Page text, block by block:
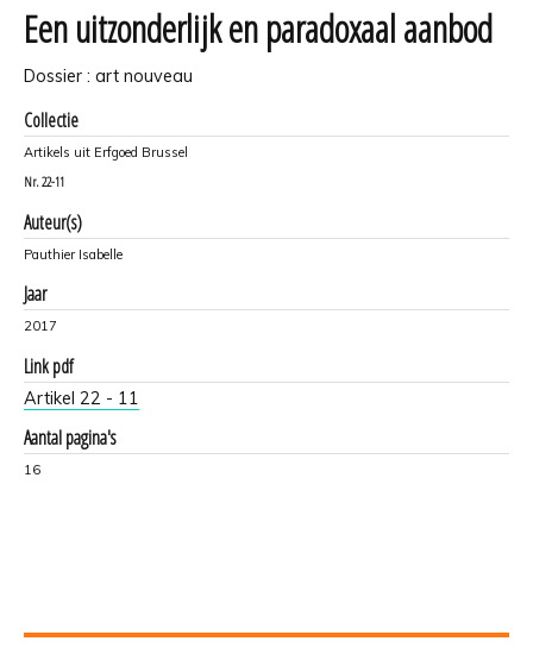
Een uitzonderlijk en paradoxaal aanbod
Dossier : art nouveau
Collectie
Artikels uit Erfgoed Brussel
Nr. 22-11
Auteur(s)
Pauthier Isabelle
Jaar
2017
Link pdf
Artikel 22 - 11
Aantal pagina's
16